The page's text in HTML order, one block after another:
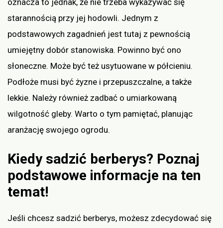
oznacza to jednak, że nie trzeba wykazywać się
starannością przy jej hodowli. Jednym z
podstawowych zagadnień jest tutaj z pewnością
umiejętny dobór stanowiska. Powinno być ono
słoneczne. Może być też usytuowane w półcieniu.
Podłoże musi być żyzne i przepuszczalne, a także
lekkie. Należy również zadbać o umiarkowaną
wilgotność gleby. Warto o tym pamiętać, planując
aranżację swojego ogrodu.
Kiedy sadzić berberys? Poznaj
podstawowe informacje na ten
temat!
Jeśli chcesz sadzić berberys, możesz zdecydować się